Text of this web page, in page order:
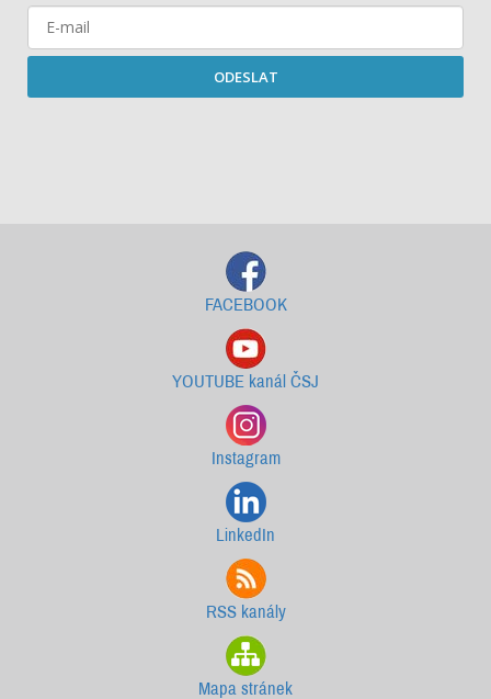
ODESLAT
FACEBOOK
YOUTUBE kanál ČSJ
Instagram
LinkedIn
RSS kanály
Mapa stránek